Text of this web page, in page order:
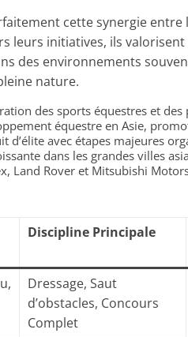
cette synergie entre
leurs initiatives, ils
des environnements souvent
nature.
des sports équestres et
équestre en Asie,
d’élite avec étapes majeures
dans les grandes villes
Land Rover et Mitsubishi
Discipline Principale
Dressage, Saut
d’obstacles, Concours
Complet